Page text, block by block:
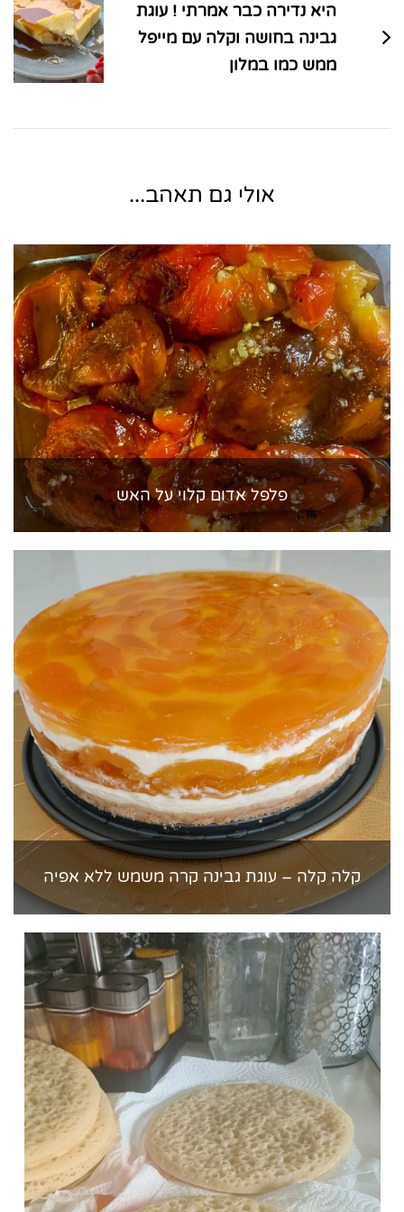
היא נדירה כבר אמרתי ! עוגת
גבינה בחושה וקלה עם מייפל
ממש כמו במלון
אולי גם תאהב...
פלפל אדום קלוי על האש
קלה קלה – עוגת גבינה קרה משמש ללא אפיה